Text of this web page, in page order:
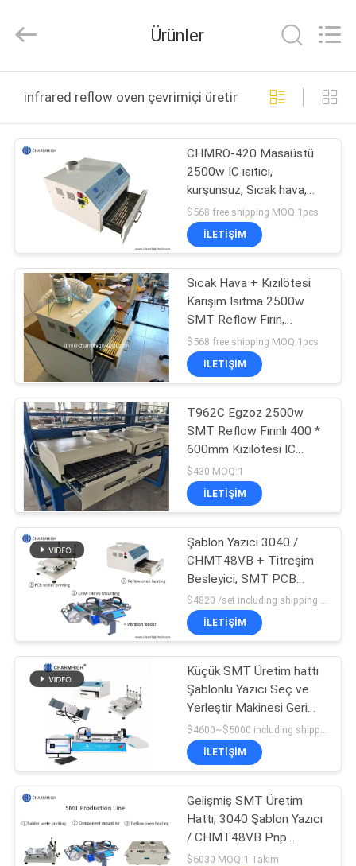
ÜRÜNLER
VIDEOLAR
HAKKIMIZDA
FABRIKA
TURU
KALITE
KONTROLÜ
BIZE
ULAŞIN
HABERLER
SHOPPING
SITE
HARITASI
GIZLILIK
POLITIKASI
TECHNOLOGY
LIMITED.
Reserved.
Ürünler
infrared reflow oven çevrimiçi üretim
CHMRO-420 Masaüstü
2500w IC ısıtıcı,
kurşunsuz, Sıcak hava,
Kızılötesi Reflow Fırın
$568 free shipping MOQ:1pcs
İLETIŞIM
Sıcak Hava + Kızılötesi
Karışım Isıtma 2500w
SMT Reflow Fırın,
Çekmece Tipi Kaynak
Makinesi
$568 free shipping MOQ:1pcs
İLETIŞIM
T962C Egzoz 2500w
SMT Reflow Fırınlı 400 *
600mm Kızılötesi IC
Isıtıcı BGA SMD SMT
Isıtma Sation
$430 MOQ:1
İLETIŞIM
Şablon Yazıcı 3040 /
CHMT48VB + Titreşim
Besleyici, SMT PCB
Montaj Hattı / Yeniden
Akış Fırını BRT-420
$4820 /set including shipping DHL MOQ:1 Takım
İLETIŞIM
Küçük SMT Üretim hattı
Şablonlu Yazıcı Seç ve
Yerleştir Makinesi Geri
Akış Fırını 420
$4600~$5000 including shipping DHL MOQ:1 takım
İLETIŞIM
Gelişmiş SMT Üretim
Hattı, 3040 Şablon Yazıcı
/ CHMT48VB Pnp
Makinesi / Yeniden Akış
$6030 MOQ:1 Takım